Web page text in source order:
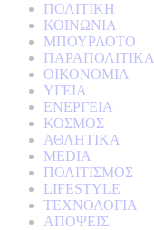
ΠΟΛΙΤΙΚΗ
ΚΟΙΝΩΝΙΑ
ΜΠΟΥΡΛΟΤΟ
ΠΑΡΑΠΟΛΙΤΙΚΑ
ΟΙΚΟΝΟΜΙΑ
ΥΓΕΙΑ
ΕΝΕΡΓΕΙΑ
ΚΟΣΜΟΣ
ΑΘΛΗΤΙΚΑ
MEDIA
ΠΟΛΙΤΙΣΜΟΣ
LIFESTYLE
ΤΕΧΝΟΛΟΓΙΑ
ΑΠΟΨΕΙΣ